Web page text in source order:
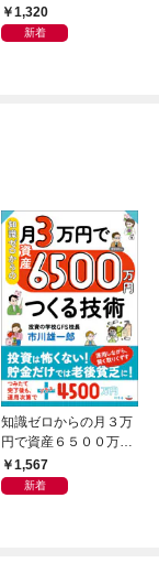
8/8・15合併号)
1,320
新着
知識ゼロからの月３万
円で資産６５００万円
つくる技術
1,567
新着